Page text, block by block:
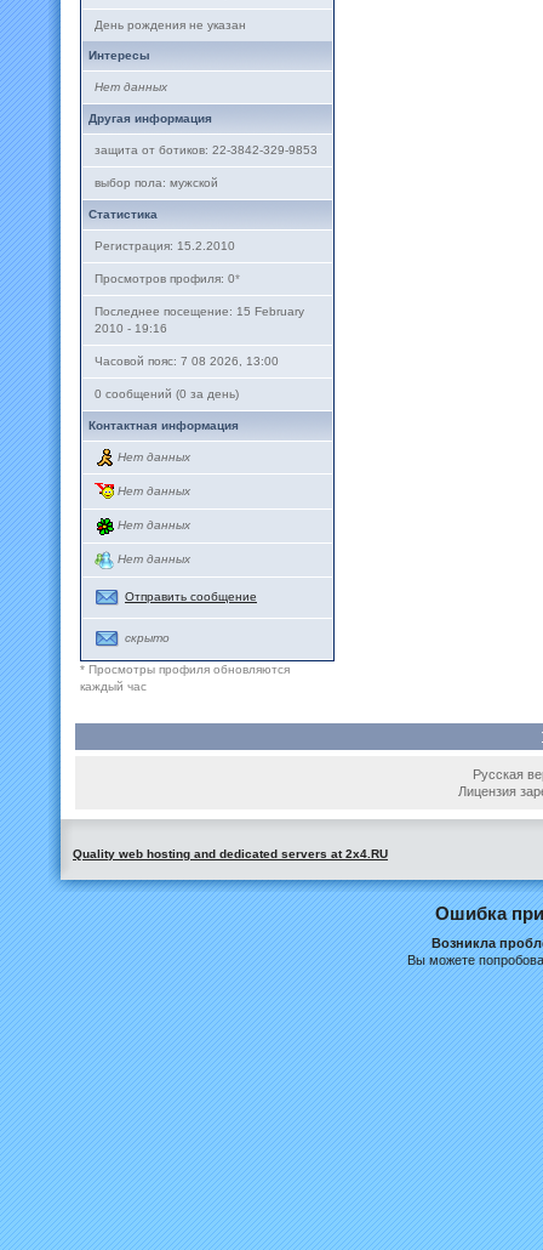
День рождения не указан
Интересы
Нет данных
Другая информация
защита от ботиков: 22-3842-329-9853
выбор пола: мужской
Статистика
Регистрация: 15.2.2010
Просмотров профиля: 0*
Последнее посещение: 15 February
2010 - 19:16
Часовой пояс: 7 08 2026, 13:00
0 сообщений (0 за день)
Контактная информация
Нет данных
Нет данных
Нет данных
Нет данных
Отправить сообщение
скрыто
* Просмотры профиля обновляются
каждый час
Русская
Лицензия
Quality web hosting and dedicated servers at 2x4.RU
Ошибка при
Возникла
Вы можете